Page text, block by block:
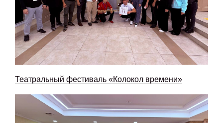
Театральный фестиваль «Колокол времени»